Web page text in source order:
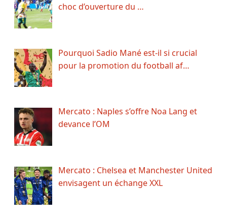
choc d’ouverture du …
Pourquoi Sadio Mané est-il si crucial
pour la promotion du football af…
Mercato : Naples s’offre Noa Lang et
devance l’OM
Mercato : Chelsea et Manchester United
envisagent un échange XXL